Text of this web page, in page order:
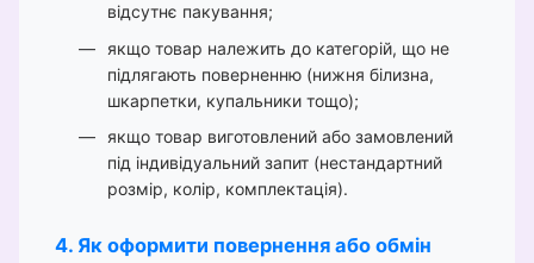
відсутнє пакування;
якщо товар належить до категорій, що не
підлягають поверненню (нижня білизна,
шкарпетки, купальники тощо);
якщо товар виготовлений або замовлений
під індивідуальний запит (нестандартний
розмір, колір, комплектація).
4. Як оформити повернення або обмін